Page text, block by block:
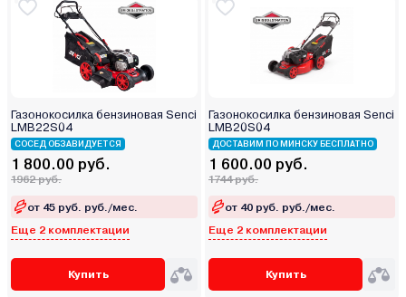
Газонокосилка бензиновая Senci
LMB22S04
СОСЕД ОБЗАВИДУЕТСЯ
1 800.00 руб.
1962 руб.
от 45 руб. руб./мес.
Еще 2 комплектации
Купить
Газонокосилка бензиновая Senci
LMB20S04
ДОСТАВИМ ПО МИНСКУ БЕСПЛАТНО
1 600.00 руб.
1744 руб.
от 40 руб. руб./мес.
Еще 2 комплектации
Купить